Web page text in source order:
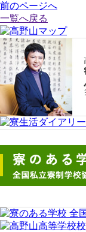
前のページへ
一覧へ戻る